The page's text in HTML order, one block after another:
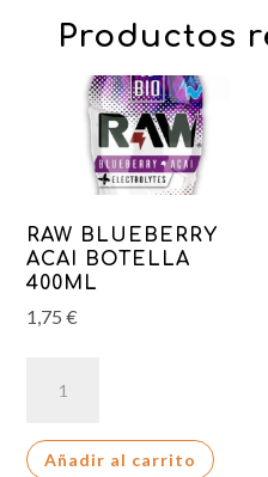
Productos
RAW BLUEBERRY
ACAI BOTELLA
400ML
1,75€
BLUEBERRY
BOTELLA
Añadir al carrito